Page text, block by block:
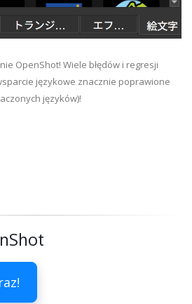
OpenShot! Wiele błędów i regresji
językowe znacznie poprawione
języków)!